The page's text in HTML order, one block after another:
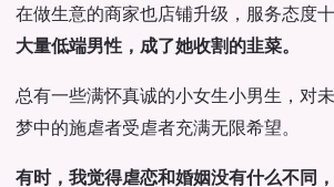
在做生意的商家也店铺升级，服务态度十
大量低端男性，成了她收割的韭菜。
总有一些满怀真诚的小女生小男生，对
梦中的施虐者受虐者充满无限希望。
有时，我觉得虐恋和婚姻没有什么不同